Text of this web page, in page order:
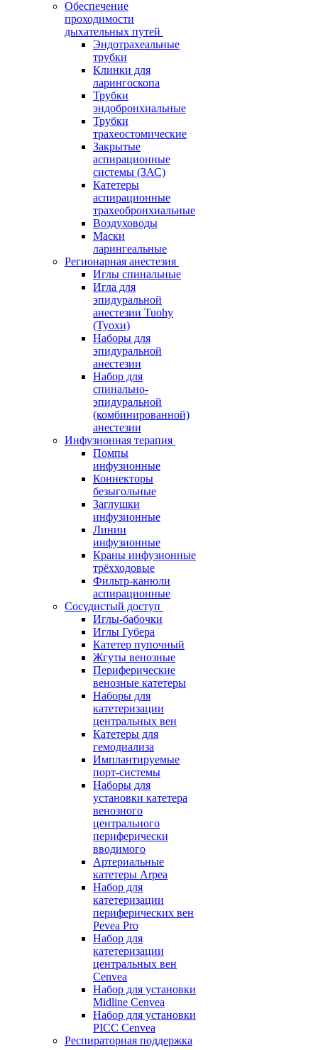
Обеспечение
проходимости
дыхательных путей
Эндотрахеальные
трубки
Клинки для
ларингоскопа
Трубки
эндобронхиальные
Трубки
трахеостомические
Закрытые
аспирационные
системы (ЗАС)
Катетеры
аспирационные
трахеобронхиальные
Воздуховоды
Маски
ларингеальные
Регионарная анестезия
Иглы спинальные
Игла для
эпидуральной
анестезии Tuohy
(Туохи)
Наборы для
эпидуральной
анестезии
Набор для
спинально-
эпидуральной
(комбинированной)
анестезии
Инфузионная терапия
Помпы
инфузионные
Коннекторы
безыгольные
Заглушки
инфузионные
Линии
инфузионные
Краны инфузионные
трёхходовые
Фильтр-канюли
аспирационные
Сосудистый доступ
Иглы-бабочки
Иглы Губера
Катетер пупочный
Жгуты венозные
Периферические
венозные катетеры
Наборы для
катетеризации
центральных вен
Катетеры для
гемодиализа
Имплантируемые
порт‑системы
Наборы для
установки катетера
венозного
центрального
периферически
вводимого
Артериальные
катетеры Arpea
Набор для
катетеризации
периферических вен
Pevea Pro
Набор для
катетеризации
центральных вен
Cenvea
Набор для установки
Midline Cenvea
Набор для установки
PICC Cenvea
Респираторная поддержка